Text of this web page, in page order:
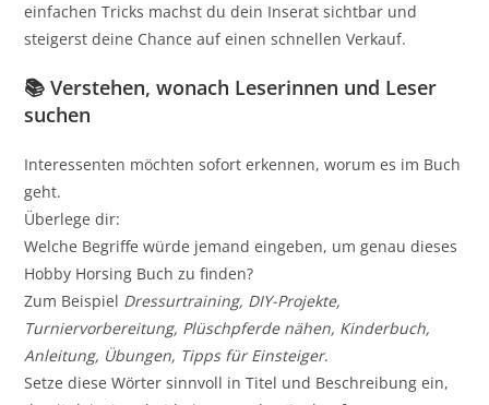
einfachen Tricks machst du dein Inserat sichtbar und
steigerst deine Chance auf einen schnellen Verkauf.
📚 Verstehen, wonach Leserinnen und Leser
suchen
Interessenten möchten sofort erkennen, worum es im Buch
geht.
Überlege dir:
Welche Begriffe würde jemand eingeben, um genau dieses
Hobby Horsing Buch zu finden?
Zum Beispiel Dressurtraining, DIY-Projekte,
Turniervorbereitung, Plüschpferde nähen, Kinderbuch,
Anleitung, Übungen, Tipps für Einsteiger.
Setze diese Wörter sinnvoll in Titel und Beschreibung ein,